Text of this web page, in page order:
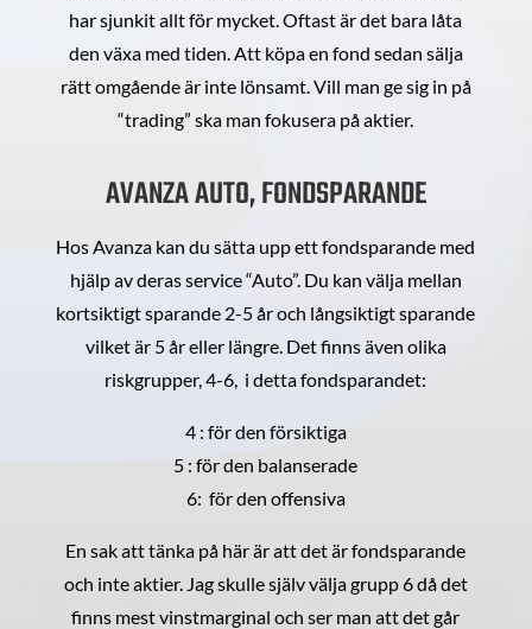
har sjunkit allt för mycket. Oftast är det bara låta
den växa med tiden. Att köpa en fond sedan sälja
rätt omgående är inte lönsamt. Vill man ge sig in på
“trading” ska man fokusera på aktier.
AVANZA AUTO, FONDSPARANDE
Hos Avanza kan du sätta upp ett fondsparande med
hjälp av deras service “Auto”. Du kan välja mellan
kortsiktigt sparande 2-5 år och långsiktigt sparande
vilket är 5 år eller längre. Det finns även olika
riskgrupper, 4-6, i detta fondsparandet:
4 : för den försiktiga
5 : för den balanserade
6: för den offensiva
En sak att tänka på här är att det är fondsparande
och inte aktier. Jag skulle själv välja grupp 6 då det
finns mest vinstmarginal och ser man att det går